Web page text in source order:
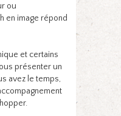
ou
en image répond
et certains
présenter un
avez le temps,